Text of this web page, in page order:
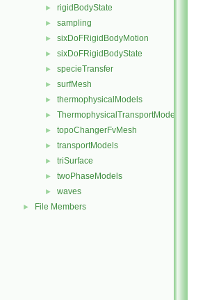
► rigidBodyState
► sampling
► sixDoFRigidBodyMotion
► sixDoFRigidBodyState
► specieTransfer
► surfMesh
► thermophysicalModels
► ThermophysicalTransportModels
► topoChangerFvMesh
► transportModels
► triSurface
► twoPhaseModels
► waves
► File Members